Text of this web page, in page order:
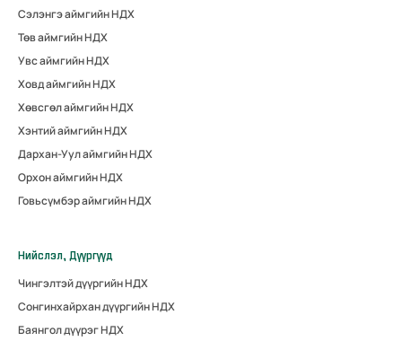
Сэлэнгэ аймгийн НДХ
Төв аймгийн НДХ
Увс аймгийн НДХ
Ховд аймгийн НДХ
Хөвсгөл аймгийн НДХ
Хэнтий аймгийн НДХ
Дархан-Уул аймгийн НДХ
Орхон аймгийн НДХ
Говьсүмбэр аймгийн НДХ
Нийслэл, Дүүргүүд
Чингэлтэй дүүргийн НДХ
Сонгинхайрхан дүүргийн НДХ
Баянгол дүүрэг НДХ